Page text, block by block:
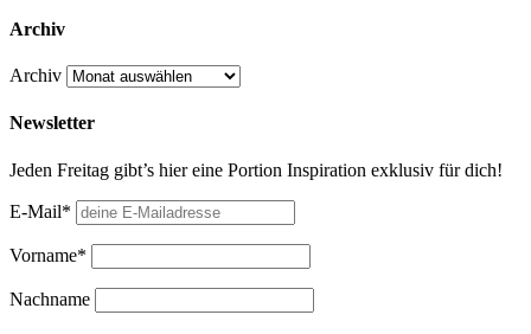
Archiv
Archiv
Newsletter
Jeden Freitag gibt’s hier eine Portion Inspiration exklusiv für dich!
E-Mail*
Vorname*
Nachname